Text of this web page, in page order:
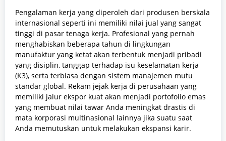
Pengalaman kerja yang diperoleh dari produsen berskala
internasional seperti ini memiliki nilai jual yang sangat
tinggi di pasar tenaga kerja. Profesional yang pernah
menghabiskan beberapa tahun di lingkungan
manufaktur yang ketat akan terbentuk menjadi pribadi
yang disiplin, tanggap terhadap isu keselamatan kerja
(K3), serta terbiasa dengan sistem manajemen mutu
standar global. Rekam jejak kerja di perusahaan yang
memiliki jalur ekspor kuat akan menjadi portofolio emas
yang membuat nilai tawar Anda meningkat drastis di
mata korporasi multinasional lainnya jika suatu saat
Anda memutuskan untuk melakukan ekspansi karir.